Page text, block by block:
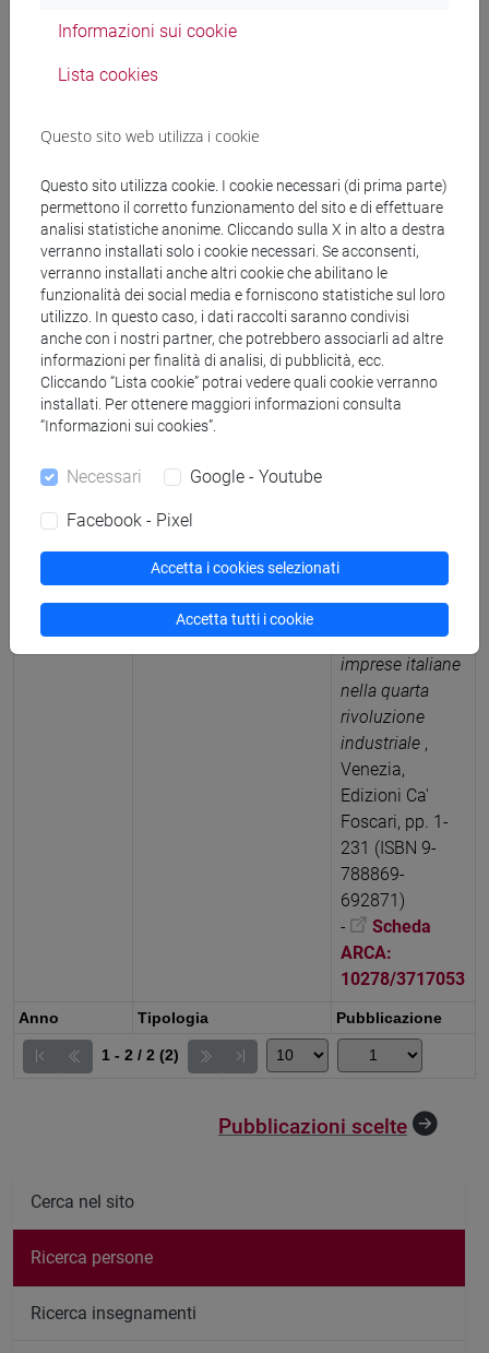
Anno Tipologia Pubblicazione
1 - 2 / 2 (2)
Trends
Conference
(ISBN 978-2-
490372-23-2)
-
Scheda
ARCA:
10278/5115907
2018
Monografia o trattato
scientifico
Carlo Bagnoli,
Business Model
4.0 I modelli di
vincenti per le
imprese italiane
nella quarta
rivoluzione
industriale ,
Venezia,
Edizioni Ca'
Foscari, pp. 1-
231 (ISBN 9-
788869-
692871)
-
Scheda
ARCA:
10278/3717053
Pubblicazioni scelte
Cerca nel sito
Ricerca persone
Ricerca insegnamenti
Informazioni sui cookie
Lista cookies
Questo sito web utilizza i cookie
Questo sito utilizza cookie. I cookie necessari (di prima parte)
permettono il corretto funzionamento del sito e di effettuare
analisi statistiche anonime. Cliccando sulla X in alto a destra
verranno installati solo i cookie necessari. Se acconsenti,
verranno installati anche altri cookie che abilitano le
funzionalità dei social media e forniscono statistiche sul loro
utilizzo. In questo caso, i dati raccolti saranno condivisi
anche con i nostri partner, che potrebbero associarli ad altre
informazioni per finalità di analisi, di pubblicità, ecc.
Cliccando “Lista cookie” potrai vedere quali cookie verranno
installati. Per ottenere maggiori informazioni consulta
“Informazioni sui cookies”.
Necessari Google - Youtube
Facebook - Pixel
Accetta i cookies selezionati
Accetta tutti i cookie